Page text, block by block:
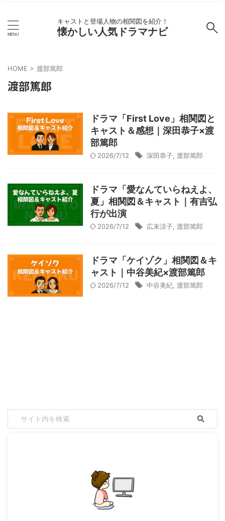
キャストと登場人物の相関図を紹介！
懐かしい人気ドラマナビ
HOME > 渡部篤郎
渡部篤郎
ドラマ「First Love」相関図と
キャスト＆感想｜深田恭子×渡
部篤郎
2026/7/12 深田恭子 渡部篤郎
ドラマ「愛なんていらねえよ、
夏」相関図＆キャスト｜有吉弘
行が出演
2026/7/12 広末涼子 渡部篤郎
ドラマ「ケイゾク」相関図＆キ
ャスト｜中谷美紀×渡部篤郎
2026/7/12 中谷美紀 渡部篤郎